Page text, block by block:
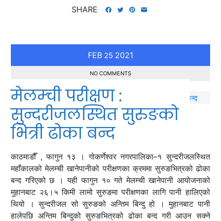
SHARE
FEB 25 2021
NO COMMENTS
मेलम्ची परीक्षण :
सुन्दरीजलस्थित सुरुङको
भित्री ढोका बन्द
काठमाडौँ , फागुन १३ । गोकर्णेश्वर नगरपालिका–१ सुन्दरीजलस्थित
महाँकालको मेलम्ची खानेपानीको परीक्षणका क्रममा सुरुङभित्रको ढोका
बन्द गरिएको छ । यही फागुन १० गते मेलम्ची खानेपानी आयोजनाको
मुहानबाट २६।५ किमी लामो सुरुङमा परीक्षणका लागि पानी हालिएको
थियो । सुन्दरीजल सो सुरुङको अन्तिम बिन्दु हो । मुहानबाट पानी
हालेपछि अन्तिम बिन्दुको सुरुङभित्रको ढोका बन्द गरी आउन सक्ने